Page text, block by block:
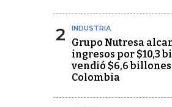
2 INDUSTRIA
Grupo Nutresa
ingresos por $10,3
vendió $6,6
Colombia